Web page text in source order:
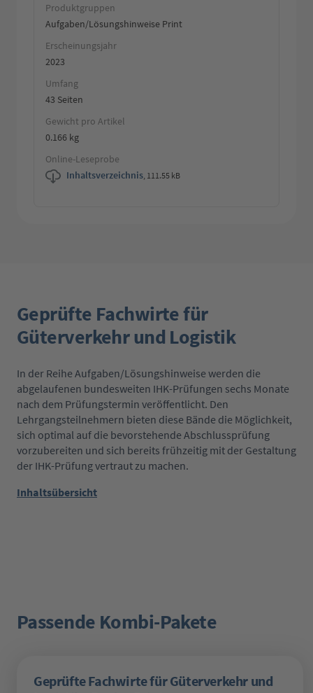
Produktgruppen
Aufgaben/Lösungshinweise Print
Erscheinungsjahr
2023
Umfang
43 Seiten
Gewicht pro Artikel
0.166 kg
Online-Leseprobe
Inhaltsverzeichnis, 111.55 kB
Geprüfte Fachwirte für
Güterverkehr und Logistik
In der Reihe Aufgaben/Lösungshinweise werden die
abgelaufenen bundesweiten IHK-Prüfungen sechs Monate
nach dem Prüfungstermin veröffentlicht. Den
Lehrgangsteilnehmern bieten diese Bände die Möglichkeit,
sich optimal auf die bevorstehende Abschlussprüfung
vorzubereiten und sich bereits frühzeitig mit der Gestaltung
der IHK-Prüfung vertraut zu machen.
Inhaltsübersicht
Produktgalerie überspringen
Passende Kombi-Pakete
Geprüfte Fachwirte für Güterverkehr und